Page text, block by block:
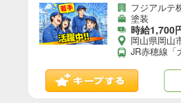
／前払いOK｜（OK-10583-03-
フジアルテ
塗装
時給1,700
岡山県岡山